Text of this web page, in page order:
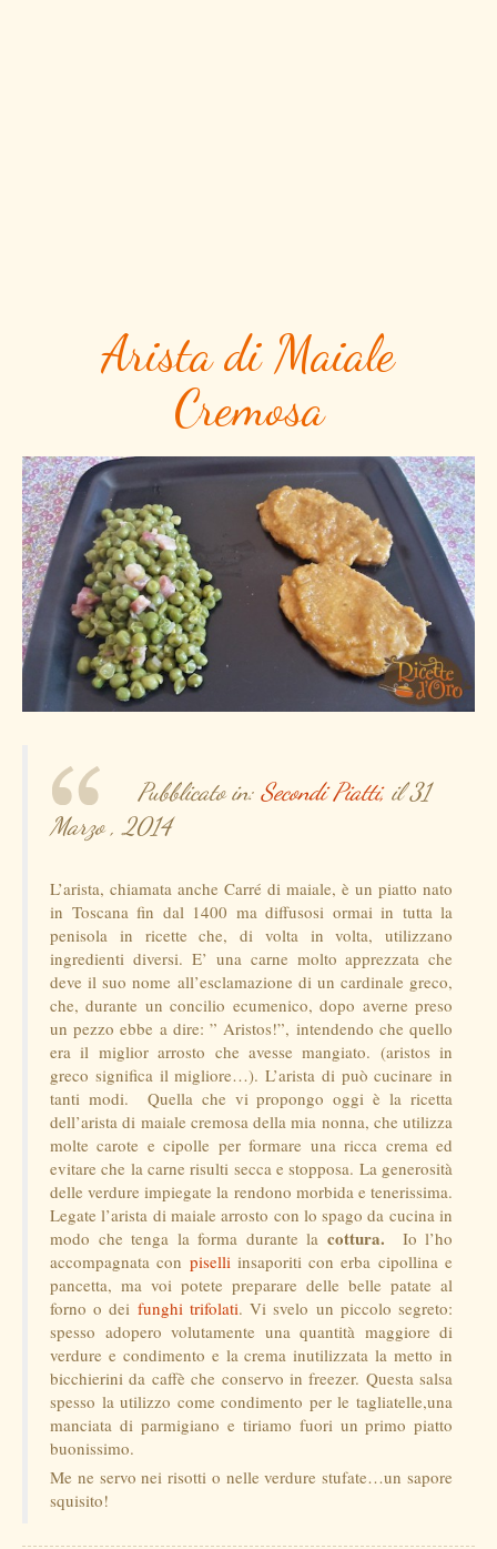
Arista di Maiale
Cremosa
Pubblicato in:Secondi Piatti,il 31
Marzo , 2014
L’arista, chiamata anche Carré di maiale, è un piatto nato
in Toscana fin dal 1400 ma diffusosi ormai in tutta la
penisola in ricette che, di volta in volta, utilizzano
ingredienti diversi. E’ una carne molto apprezzata che
deve il suo nome all’esclamazione di un cardinale greco,
che, durante un concilio ecumenico, dopo averne preso
un pezzo ebbe a dire: ” Aristos!”, intendendo che quello
era il miglior arrosto che avesse mangiato. (aristos in
greco significa il migliore…). L’arista di può cucinare in
tanti modi. Quella che vi propongo oggi è la ricetta
dell’arista di maiale cremosa della mia nonna, che utilizza
molte carote e cipolle per formare una ricca crema ed
evitare che la carne risulti secca e stopposa. La generosità
delle verdure impiegate la rendono morbida e tenerissima.
Legate l’arista di maiale arrosto con lo spago da cucina in
modo che tenga la forma durante la cottura. Io l’ho
accompagnata con piselli insaporiti con erba cipollina e
pancetta, ma voi potete preparare delle belle patate al
forno o dei funghi trifolati. Vi svelo un piccolo segreto:
spesso adopero volutamente una quantità maggiore di
verdure e condimento e la crema inutilizzata la metto in
bicchierini da caffè che conservo in freezer. Questa salsa
spesso la utilizzo come condimento per le tagliatelle,una
manciata di parmigiano e tiriamo fuori un primo piatto
buonissimo.
Me ne servo nei risotti o nelle verdure stufate…un sapore
squisito!